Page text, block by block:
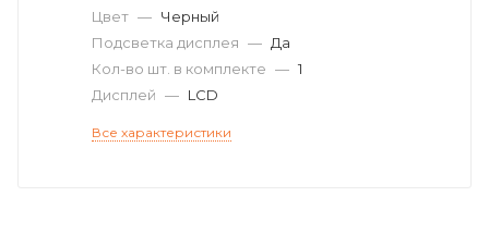
Цвет — Черный
Подсветка дисплея — Да
Кол-во шт. в комплекте — 1
Дисплей — LCD
Все характеристики